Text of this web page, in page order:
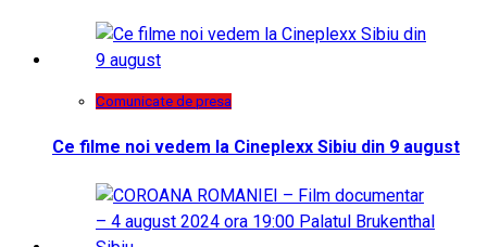
Comunicate de presa
Ce filme noi vedem la Cineplexx Sibiu din 9 august